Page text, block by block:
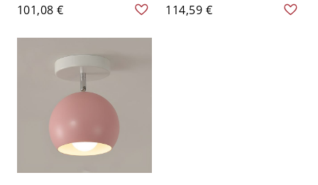
vidrio estilo moderno 1
luz accesorios de luz
empotrados - Rosa 110 A
120 V 20,32 cm
101,08 €
metal con múltiples luces
- Rosa 110 A 120 V
114,59 €